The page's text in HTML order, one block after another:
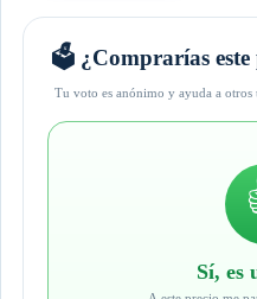
🗳️ ¿Comprarías este
Tu voto es anónimo y ayuda a otros
Sí, es